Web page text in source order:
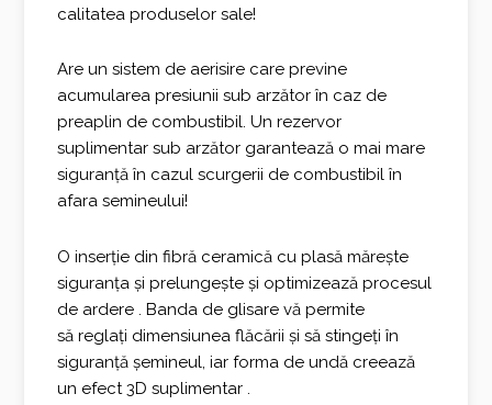
calitatea produselor sale!
Are un sistem de aerisire care previne
acumularea presiunii sub arzător în caz de
preaplin de combustibil. Un rezervor
suplimentar sub arzător garantează o mai mare
siguranță în cazul scurgerii de combustibil în
afara semineului!
O inserție din fibră ceramică cu plasă mărește
siguranța și prelungește și optimizează procesul
de ardere . Banda de glisare vă permite
să reglați dimensiunea flăcării și să stingeți în
siguranță șemineul, iar forma de undă creează
un efect 3D suplimentar .